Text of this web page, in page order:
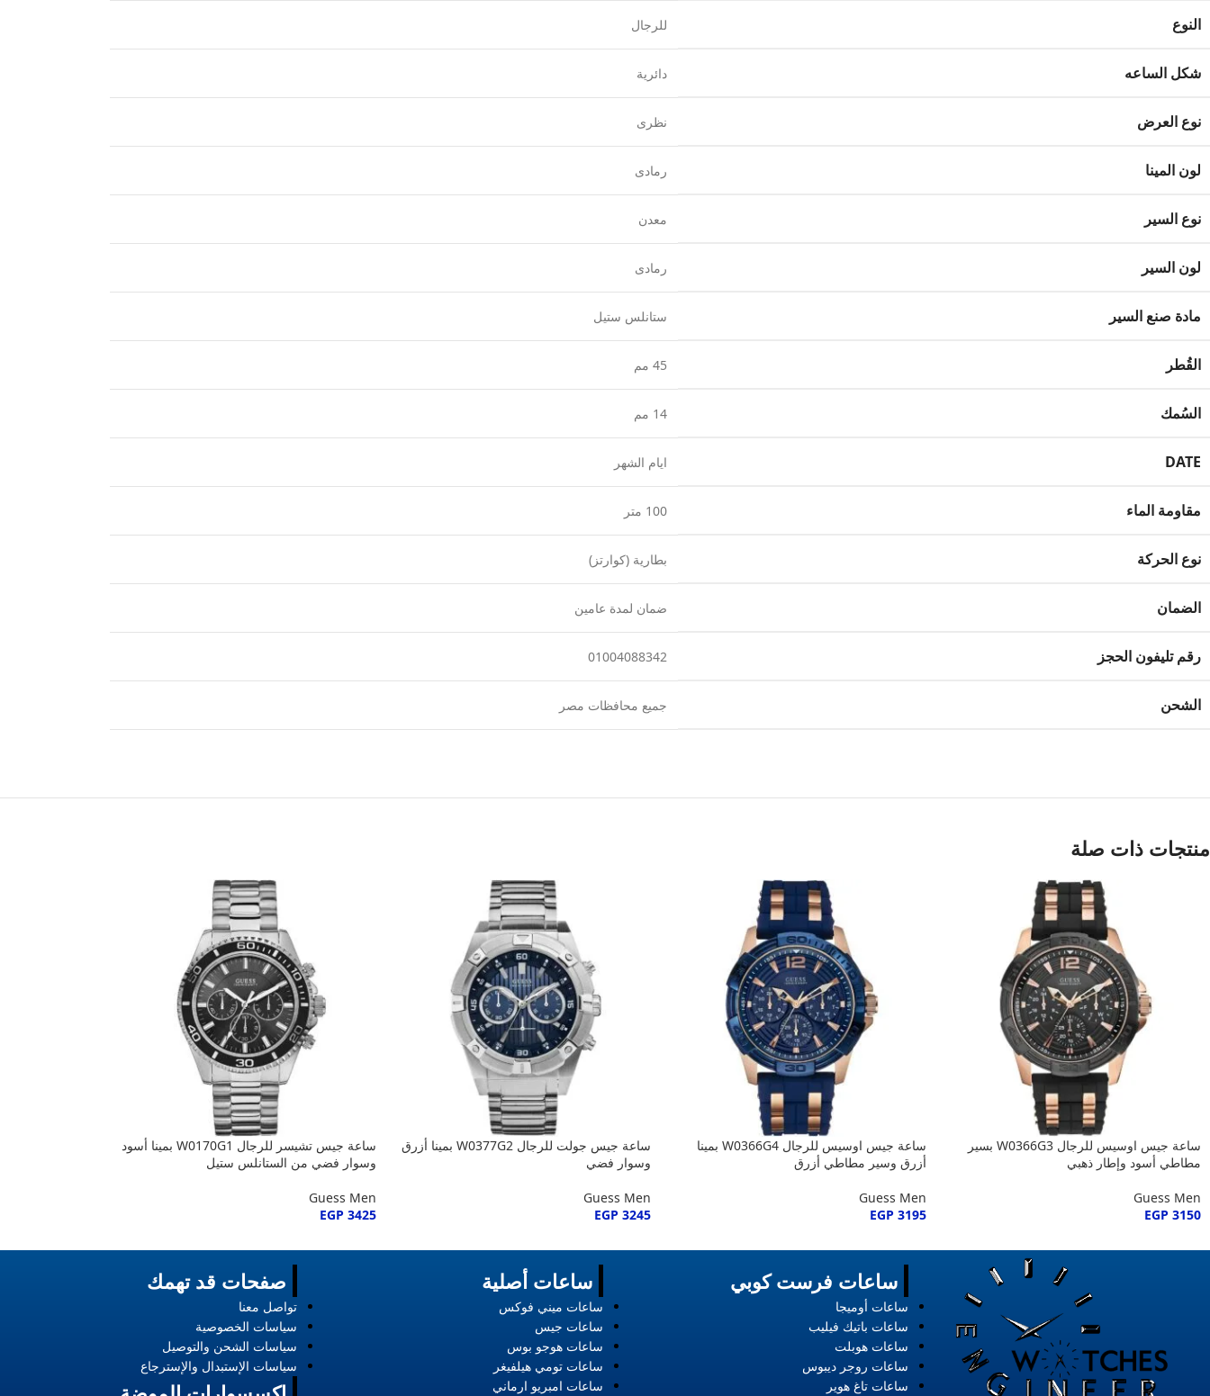
النوع للرجال
شكل الساعه دائرية
نوع العرض نظرى
لون المينا رمادى
نوع السير معدن
لون السير رمادى
مادة صنع السير ستانلس ستيل
القُطر 45 مم
السُمك 14 مم
DATE ايام الشهر
مقاومة الماء 100 متر
نوع الحركة بطارية (كوارتز)
الضمان ضمان لمدة عامين
رقم تليفون الحجز 01004088342
الشحن جميع محافظات مصر
منتجات ذات صلة
ساعة جيس اوسيس للرجال W0366G3 بسير
مطاطي أسود وإطار ذهبي
Guess Men
EGP 3150
ساعة جيس اوسيس للرجال W0366G4 بمينا
أزرق وسير مطاطي أزرق
Guess Men
EGP 3195
ساعة جيس جولت للرجال W0377G2 بمينا أزرق
وسوار فضي
Guess Men
EGP 3245
ساعة جيس تشيسر للرجال W0170G1 بمينا أسود
وسوار فضي من الستانلس ستيل
Guess Men
EGP 3425
صفحات قد تهمك
تواصل معنا
سياسات الخصوصية
سياسات الشحن والتوصيل
سياسات الإستبدال والإسترجاع
ساعات أصلية
ساعات ميني فوكس
ساعات جيس
ساعات هوجو بوس
ساعات تومي هيلفيغر
ساعات امبريو ارماني
ساعات فرست كوبي
ساعات أوميجا
ساعات باتيك فيليب
ساعات هوبلت
ساعات روجر ديبوس
ساعات تاغ هوير